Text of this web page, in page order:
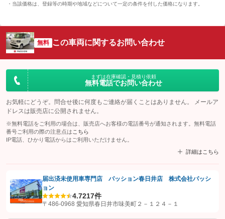
当該価格は、登録等の時期や地域などについて一定の条件を付した価格になります。
無料 この車両に関するお問い合わせ
まずは在庫確認・見積り依頼
無料電話でお問い合わせ
お気軽にどうぞ。問合せ後に何度もご連絡が届くことはありません。 メールア
ドレスは販売店に公開されません。
※無料電話をご利用の場合は、販売店へお客様の電話番号が通知されます。無料電話
番号ご利用の際の注意点は こちら
IP電話、ひかり電話からはご利用いただけません。
詳細はこちら
【STEP1】認証画面でグーネットを友だち追加してから「許可する」ボタンを押
します
届出済未使用車専門店 パッション春日井店 株式会社パッシ
ョン
4.7217件
〒486-0968 愛知県春日井市味美町２－１２４－１